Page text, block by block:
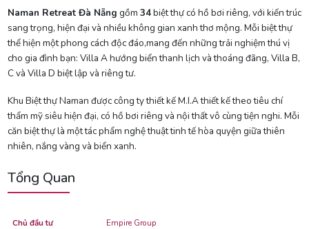
Naman Retreat Đà Nẵng gồm 34biệt thự có hồ bơi riêng, với kiến trúc
sang trọng, hiện đại và nhiều không gian xanh thơ mộng. Mỗi biệt thự
thể hiện một phong cách độc đáo,mang đến những trải nghiệm thú vị
cho gia đình bạn: Villa A hướng biển thanh lịch và thoáng đãng, Villa B,
C và Villa D biệt lập và riêng tư.
Khu Biệt thự Naman được công ty thiết kế M.I.A thiết kế theo tiêu chí
thẩm mỹ siêu hiện đại, có hồ bơi riêng và nội thất vô cùng tiện nghi. Mỗi
căn biệt thự là một tác phẩm nghệ thuật tinh tế hòa quyện giữa thiên
nhiên, nắng vàng và biển xanh.
Tổng Quan
Chủ đầu tư Empire Group